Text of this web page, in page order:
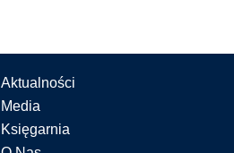
Aktualności
Media
Księgarnia